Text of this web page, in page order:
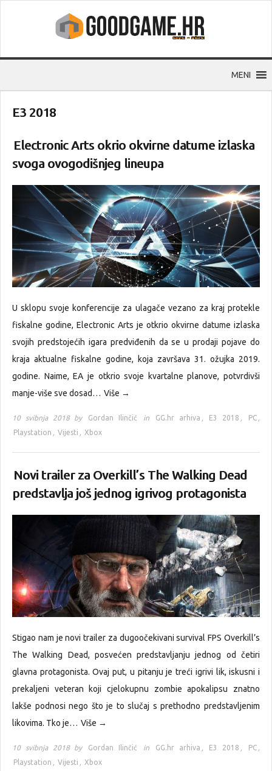
MENI
E3 2018
Electronic Arts okrio okvirne datume izlaska
svoga ovogodišnjeg lineupa
U sklopu svoje konferencije za ulagače vezano za kraj protekle
fiskalne godine, Electronic Arts je otkrio okvirne datume izlaska
svojih predstojećih igara predviđenih da se u prodaji pojave do
kraja aktualne fiskalne godine, koja završava 31. ožujka 2019.
godine. Naime, EA je otkrio svoje kvartalne planove, potvrdivši
manje-više sve dosad… Više →
10 svibnja 2018 by Gordan Ilinčić in GG.hr arhiva , E3 2018 , PC ,
Playstation , Vijesti , Xbox
Novi trailer za Overkill’s The Walking Dead
predstavlja još jednog igrivog protagonista
Stigao nam je novi trailer za dugoočekivani survival FPS Overkill’s
The Walking Dead, posvećen predstavljanju jednog od četiri
glavna protagonista. Ovaj put, u pitanju je treći igrivi lik, iskusni i
prekaljeni veteran koji cjelokupnu zombie apokalipsu znatno
lakše podnosi nego što je to slučaj s prethodno predstavljenim
likovima. Tko je… Više →
10 svibnja 2018 by Gordan Ilinčić in GG.hr arhiva , E3 2018 , PC ,
Playstation , Vijesti , Xbox